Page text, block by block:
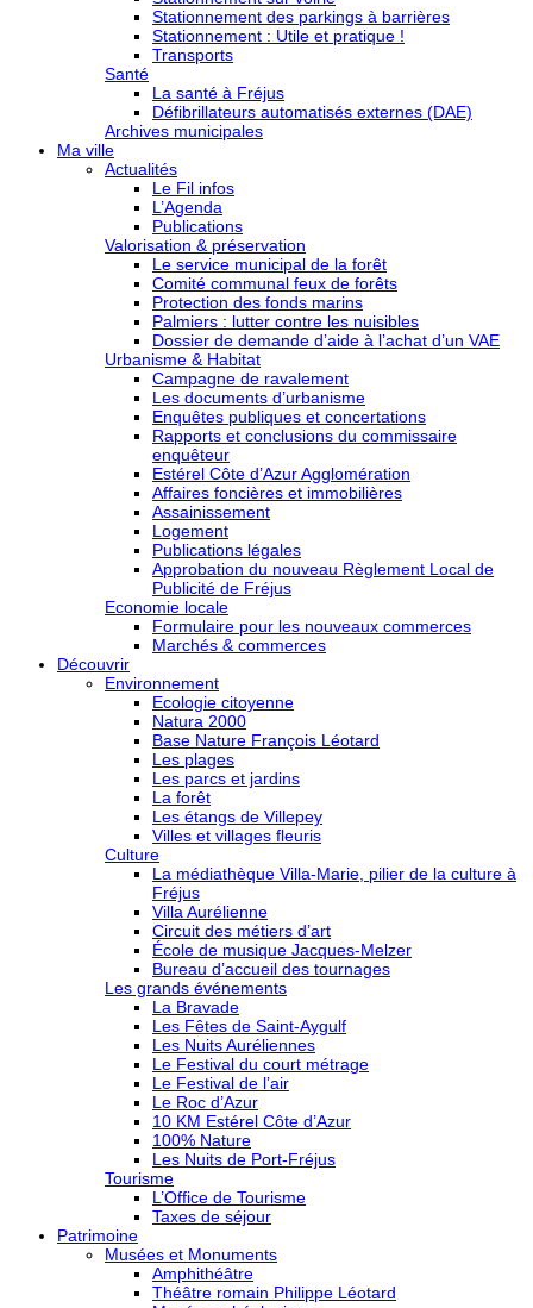
Stationnement des parkings à barrières
Stationnement : Utile et pratique !
Transports
Santé
La santé à Fréjus
Défibrillateurs automatisés externes (DAE)
Archives municipales
Ma ville
Actualités
Le Fil infos
L’Agenda
Publications
Valorisation & préservation
Le service municipal de la forêt
Comité communal feux de forêts
Protection des fonds marins
Palmiers : lutter contre les nuisibles
Dossier de demande d’aide à l’achat d’un VAE
Urbanisme & Habitat
Campagne de ravalement
Les documents d’urbanisme
Enquêtes publiques et concertations
Rapports et conclusions du commissaire
enquêteur
Estérel Côte d’Azur Agglomération
Affaires foncières et immobilières
Assainissement
Logement
Publications légales
Approbation du nouveau Règlement Local de
Publicité de Fréjus
Economie locale
Formulaire pour les nouveaux commerces
Marchés & commerces
Découvrir
Environnement
Ecologie citoyenne
Natura 2000
Base Nature François Léotard
Les plages
Les parcs et jardins
La forêt
Les étangs de Villepey
Villes et villages fleuris
Culture
La médiathèque Villa-Marie, pilier de la culture à
Fréjus
Villa Aurélienne
Circuit des métiers d’art
École de musique Jacques-Melzer
Bureau d’accueil des tournages
Les grands événements
La Bravade
Les Fêtes de Saint-Aygulf
Les Nuits Auréliennes
Le Festival du court métrage
Le Festival de l’air
Le Roc d’Azur
10 KM Estérel Côte d’Azur
100% Nature
Les Nuits de Port-Fréjus
Tourisme
L’Office de Tourisme
Taxes de séjour
Patrimoine
Musées et Monuments
Amphithéâtre
Théâtre romain Philippe Léotard